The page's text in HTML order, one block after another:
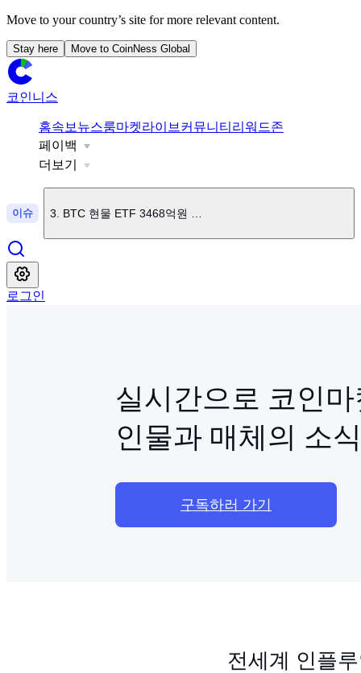
Move to your country’s site for more relevant content.
Stay here Move to CoinNess Global
코인니스
홈속보 뉴스룸마켓라이브 커뮤니티 리워드존
페이백
더보기
이슈
2."美 연준 의장, 9월 금리인상 가능성 열어둬"
3 BTC 현물 ETF 3468억원 순유입
로그인
실시간으로 코인
인물과 매체의 소
구독하러 가기
전세계 인플